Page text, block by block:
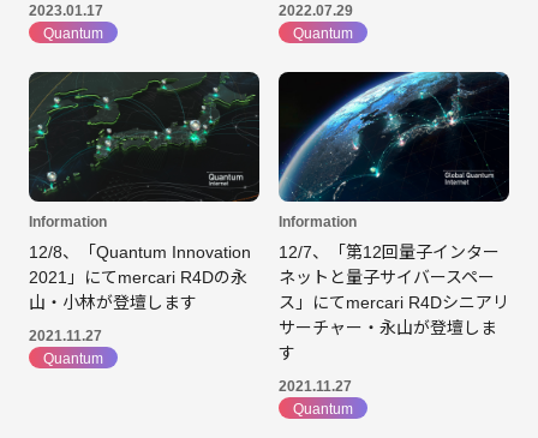
2023.01.17
Quantum
2022.07.29
Quantum
Information
12/8、「Quantum Innovation
2021」にてmercari R4Dの永
山・小林が登壇します
2021.11.27
Quantum
Information
12/7、「第12回量子インター
ネットと量子サイバースペー
ス」にてmercari R4Dシニアリ
サーチャー・永山が登壇しま
す
2021.11.27
Quantum